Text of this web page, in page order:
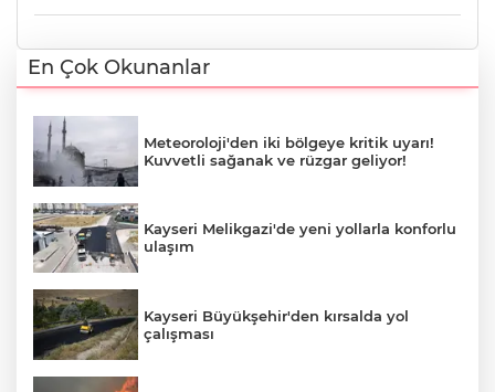
En Çok Okunanlar
Meteoroloji'den iki bölgeye kritik uyarı!
Kuvvetli sağanak ve rüzgar geliyor!
Kayseri Melikgazi'de yeni yollarla konforlu
ulaşım
Kayseri Büyükşehir'den kırsalda yol
çalışması